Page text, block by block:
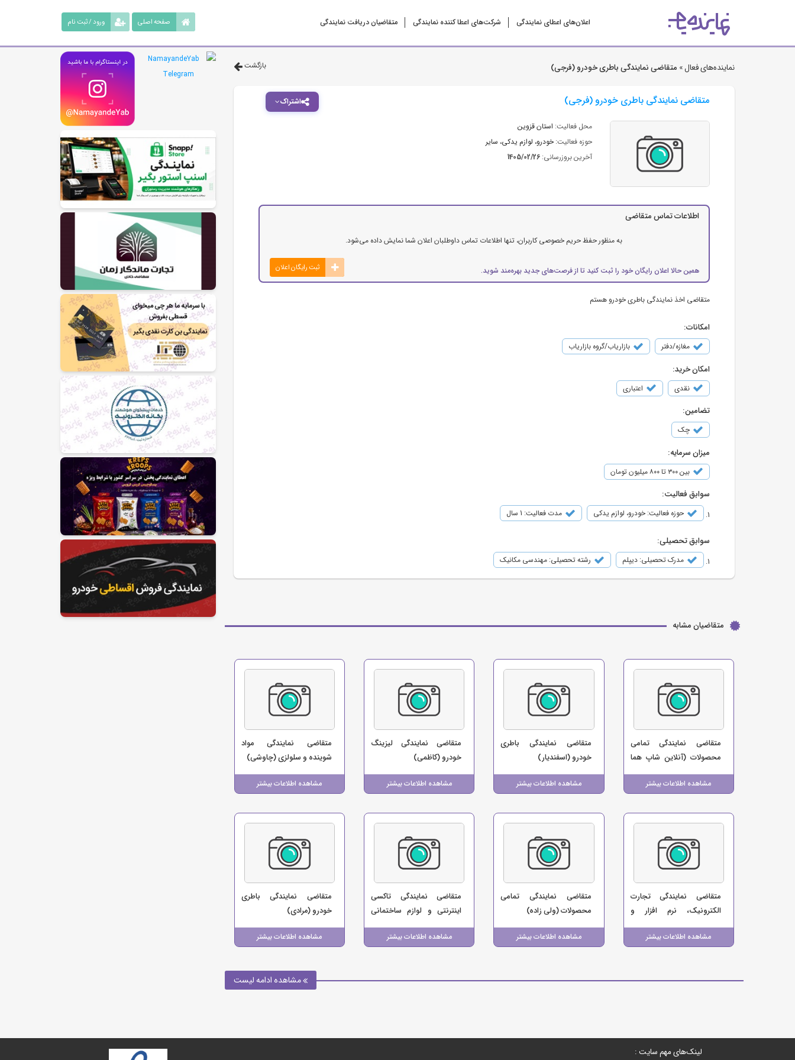
اعلان‌های اعطای نمایندگی شرکت‌‌های اعطا کننده نمایندگی متقاضیان دریافت نمایندگی ورود / ثبت نام صفحه اصلی
نماینده‌های فعال » متقاضی نمایندگی باطری خودرو (فرجی) بازگشت
اشتراک متقاضی نمایندگی باطری خودرو (فرجی)
محل فعالیت: استان قزوین
حوزه فعالیت: خودرو، لوازم یدکی، سایر
آخرین بروزرسانی: 1405/02/26
اطلاعات تماس متقاضی
به منظور حفظ حریم خصوصی کاربران، تنها اطلاعات تماس داوطلبان اعلان شما نمایش داده می‌شود.
همین حالا اعلان رایگان خود را ثبت کنید تا از فرصت‌های جدید بهره‌مند شوید. ثبت رایگان اعلان
متقاضی اخذ نمایندگی باطری خودرو هستم
امکانات:
مغازه/دفتر بازاریاب/گروه بازاریاب
امکان خرید:
نقدی اعتباری
تضامین:
چک
میزان سرمایه:
بین ۳۰۰ تا ۸۰۰ میلیون تومان
سوابق فعالیت:
حوزه فعالیت: خودرو، لوازم یدکی مدت فعالیت: 1 سال
سوابق تحصیلی:
مدرک تحصیلی: دیپلم رشته تحصیلی: مهندسی مکانیک
متقاضیان مشابه
مشاهده اطلاعات بیشتر
متقاضی نمایندگی تمامی
محصولات (آنلاین شاپ هما
زون)
مشاهده اطلاعات بیشتر
متقاضی نمایندگی باطری
خودرو (اسفندیار)
مشاهده اطلاعات بیشتر
متقاضی نمایندگی لیزینگ
خودرو (کاظمی)
مشاهده اطلاعات بیشتر
متقاضی نمایندگی مواد
شوینده و سلولزی (چاوشی)
مشاهده اطلاعات بیشتر
متقاضی نمایندگی تجارت
الکترونیک، نرم افزار و
اینترنت (فرهادی)
مشاهده اطلاعات بیشتر
متقاضی نمایندگی تمامی
محصولات (ولی زاده)
مشاهده اطلاعات بیشتر
متقاضی نمایندگی تاکسی
اینترنتی و لوازم ساختمانی
(موسسه اتومبیل کرایه 90)
مشاهده اطلاعات بیشتر
متقاضی نمایندگی باطری
خودرو (مرادی)
مشاهده ادامه لیست
لینک‌های مهم سایت :